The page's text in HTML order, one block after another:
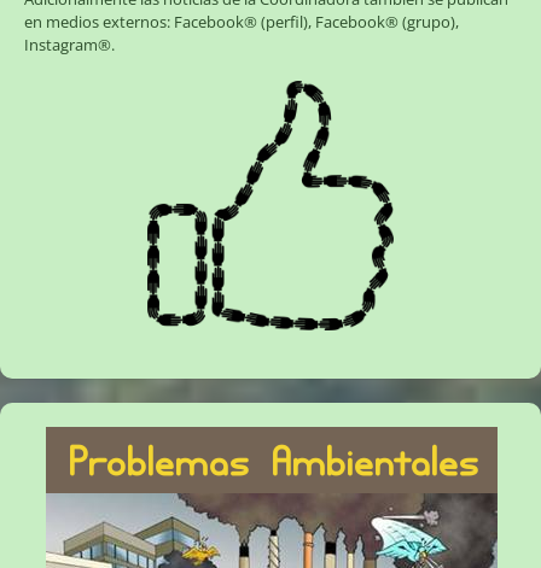
en medios externos: Facebook® (perfil), Facebook® (grupo),
Instagram®.